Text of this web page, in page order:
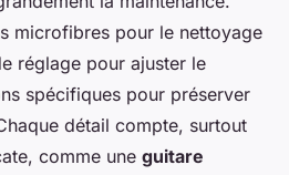
microfibres pour le nettoyage
réglage pour ajuster le
spécifiques pour préserver
détail compte, surtout
comme une guitare